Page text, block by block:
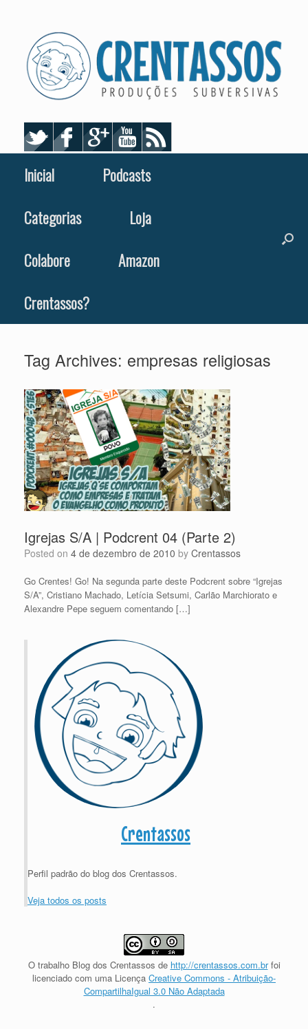
Inicial
Podcasts
Categorias
Loja
Colabore
Amazon
Crentassos?
Tag Archives: empresas religiosas
Igrejas S/A | Podcrent 04 (Parte 2)
Posted on 4 de dezembro de 2010 by Crentassos
Go Crentes! Go! Na segunda parte deste Podcrent sobre “Igrejas
S/A”, Cristiano Machado, Letícia Setsumi, Carlão Marchiorato e
Alexandre Pepe seguem comentando […]
Crentassos
Perfil padrão do blog dos Crentassos.
Veja todos os posts
O trabalho Blog dos Crentassos de http://crentassos.com.brfoi
licenciado com uma Licença Creative Commons - Atribuição-
CompartilhaIgual 3.0 Não Adaptada
.